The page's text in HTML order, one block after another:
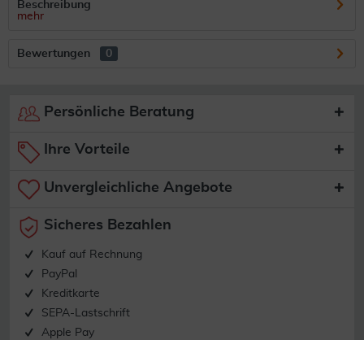
Beschreibung
mehr
Bewertungen 0
Persönliche Beratung
Ihre Vorteile
Unvergleichliche Angebote
Sicheres Bezahlen
Kauf auf Rechnung
PayPal
Kreditkarte
SEPA-Lastschrift
Apple Pay